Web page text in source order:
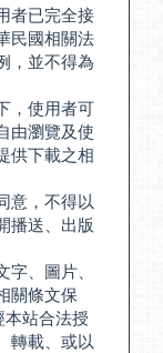
者已完全接
民國相關法
，並不得為
，使用者可
由瀏覽及使
供下載之相
意，不得以
播送、出版
、圖片、
關條文保
本站合法授
轉載、或以